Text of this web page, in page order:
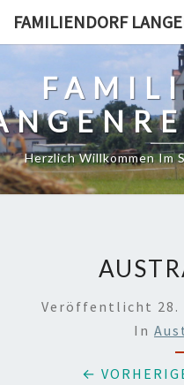
content
FAMILIENDORF
Herzlich Willkommen Im
Veröffentlicht 28.
In
←